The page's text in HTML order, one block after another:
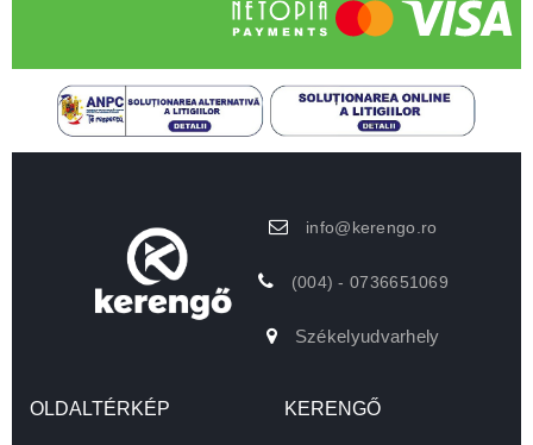
info@kerengo.ro
(004) - 0736651069
Székelyudvarhely
OLDALTÉRKÉP KERENGŐ